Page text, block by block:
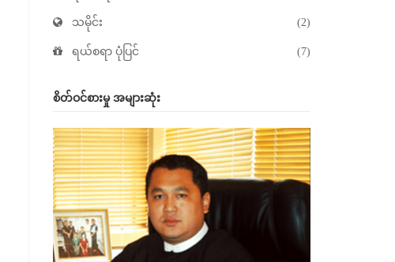
သမိုင်း (2)
ရယ်စရာ ပုံပြင် (7)
စိတ်ဝင်စားမှု အများဆုံး